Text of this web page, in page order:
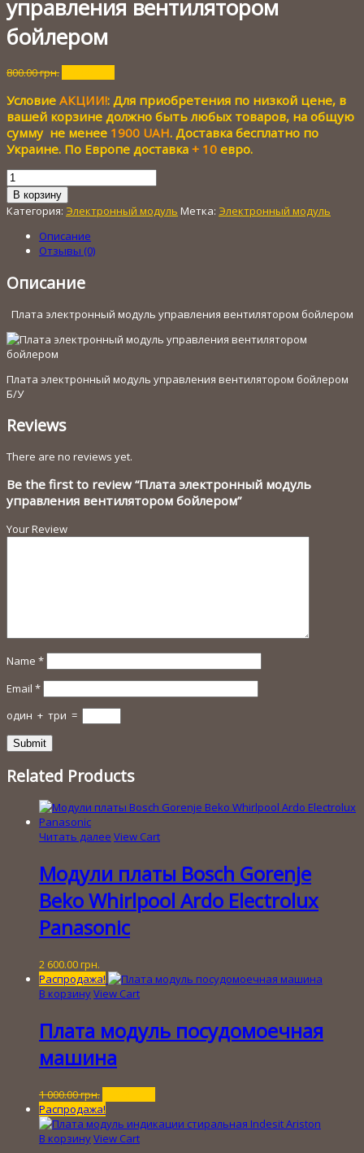
управления вентилятором
бойлером
800.00грн.
составляла
800.00 грн..
150.00 грн..
Условие АКЦИИ!: Для приобретения по низкой цене, в
вашей корзине должно быть любых товаров, на общую
сумму не менее 1900 UAH. Доставка бесплатно по
Украине. По Европе доставка + 10 евро.
Количество
товара
Плата
электронный
модуль
управления
бойлером
В корзину
Категория: Электронный модуль Метка: Электронный модуль
Описание
Отзывы (0)
Описание
Плата электронный модуль управления вентилятором бойлером
Плата электронный модуль управления вентилятором бойлером
Б/У
Reviews
There are no reviews yet.
Be the first to review “Плата электронный модуль
управления вентилятором бойлером”
Your Review
Name *
Email *
один + три =
Related Products
Читать далее View Cart
Модули платы Bosch Gorenje
Beko Whirlpool Ardo Electrolux
Panasonic
2 600.00 грн.
Распродажа!
В корзинуView Cart
Плата модуль посудомоечная
машина
1 000.00грн.
цена
составляла
1
150.00 грн..
Распродажа!
В корзинуView Cart